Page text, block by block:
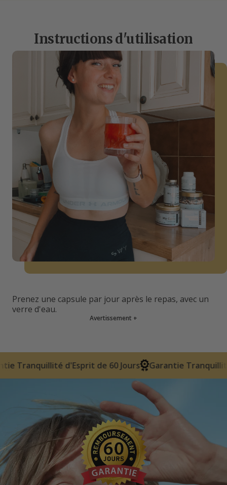
Instructions d'utilisation
Prenez une capsule par jour après le repas, avec un
verre d'eau.
Avertissement +
de 60 Jours Garantie Tranquillité d'Esprit de 60